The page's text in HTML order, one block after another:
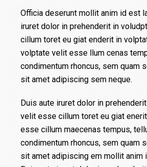
Officia deserunt mollit anim id est
iruret dolor in prehenderit in
cillum toret eu giat enderit in
volptate velit esse llum cenas
condimentum rhoncus, sem quam
sit amet adipiscing sem neque.
Duis aute iruret dolor in
velit esse cillum toret eu giat
esse cillum maecenas tempus,
condimentum rhoncus, sem quam
sit amet adipiscing em mollit anim